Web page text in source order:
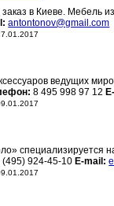
в Киеве. Мебель
antontonov@gmail.com
ведущих
8 495 998 97 12
специализируется
(495) 924-45-10 E-mail: